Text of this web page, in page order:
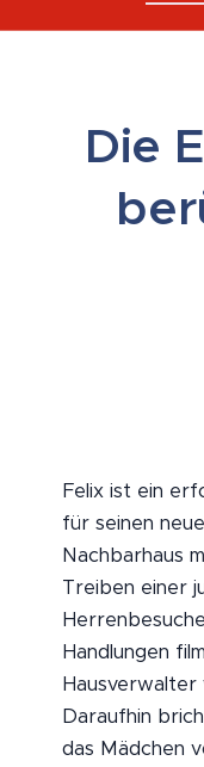
Die
Felix ist ein
für seinen
Nachbarhaus
Treiben einer
Handlungen
Hausverwalter
Daraufhin
das Mädchen